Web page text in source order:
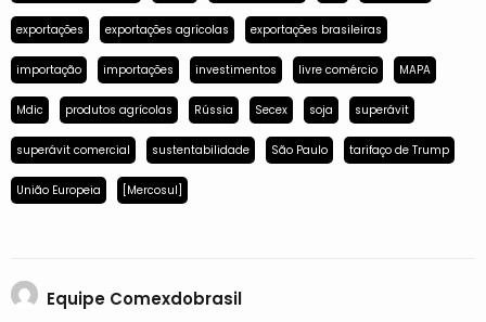
exportações exportações agrícolas exportações brasileiras
importação importações investimentos livre comércio MAPA
Mdic produtos agrícolas Rússia Secex soja superávit
superávit comercial sustentabilidade São Paulo tarifaço de Trump
União Europeia [Mercosul]
Equipe Comexdobrasil